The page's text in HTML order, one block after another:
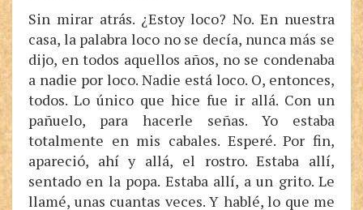
Sin mirar atrás. ¿Estoy loco? No. En nuestra
casa, la palabra loco no se decía, nunca más se
dijo, en todos aquellos años, no se condenaba
a nadie por loco. Nadie está loco. O, entonces,
todos. Lo único que hice fue ir allá. Con un
pañuelo, para hacerle señas. Yo estaba
totalmente en mis cabales. Esperé. Por fin,
apareció, ahí y allá, el rostro. Estaba allí,
sentado en la popa. Estaba allí, a un grito. Le
llamé, unas cuantas veces. Y hablé, lo que me